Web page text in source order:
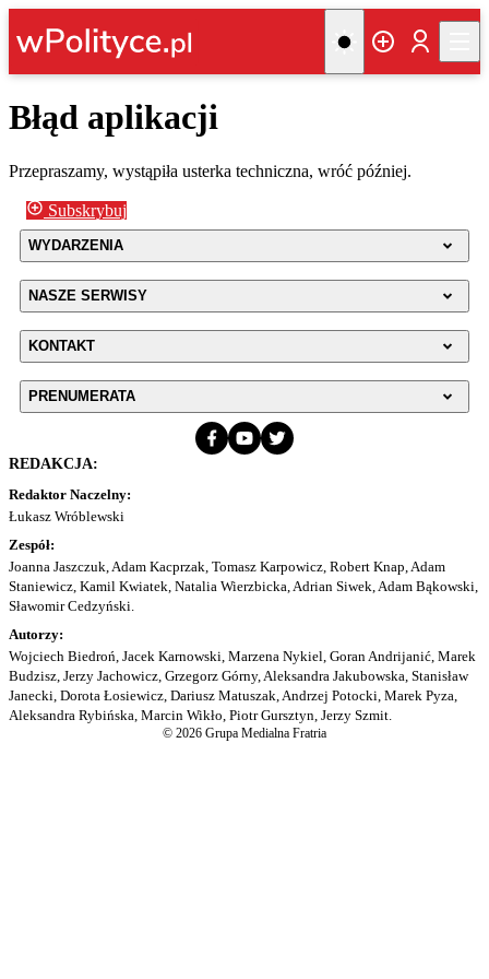
Błąd aplikacji
Przepraszamy, wystąpiła usterka techniczna, wróć później.
Subskrybuj
WYDARZENIA
NASZE SERWISY
KONTAKT
PRENUMERATA
REDAKCJA:
Redaktor Naczelny:
Łukasz Wróblewski
Zespół:
Joanna Jaszczuk, Adam Kacprzak, Tomasz Karpowicz, Robert Knap, Adam
Staniewicz, Kamil Kwiatek, Natalia Wierzbicka, Adrian Siwek, Adam Bąkowski,
Sławomir Cedzyński.
Autorzy:
Wojciech Biedroń, Jacek Karnowski, Marzena Nykiel, Goran Andrijanić, Marek
Budzisz, Jerzy Jachowicz, Grzegorz Górny, Aleksandra Jakubowska, Stanisław
Janecki, Dorota Łosiewicz, Dariusz Matuszak, Andrzej Potocki, Marek Pyza,
Aleksandra Rybińska, Marcin Wikło, Piotr Gursztyn, Jerzy Szmit.
© 2026 Grupa Medialna Fratria